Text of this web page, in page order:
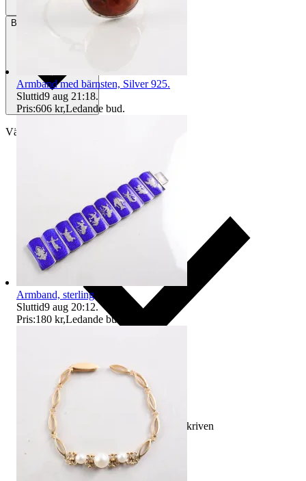
Betalning
Välj till köparskydd
Ersättning om varan inte är som beskriven
Armband med bärnsten, Silver 925.
Sluttid9 aug 21:18.
Pris:606 kr,Ledande bud.
Armband, sterling
Sluttid9 aug 20:12.
Pris:180 kr,Ledande bud